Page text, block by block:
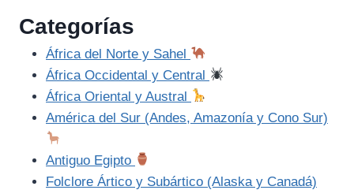
Categorías
África del Norte y Sahel
África Occidental y Central
África Oriental y Austral
América del Sur (Andes, Amazonía y Cono Sur)
Antiguo Egipto
Folclore Ártico y Subártico (Alaska y Canadá)